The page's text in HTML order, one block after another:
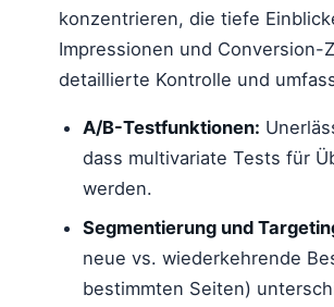
konzentrieren, die tiefe
Impressionen und Conversion-
detaillierte Kontrolle und
A/B-Testfunktionen:
dass multivariate Tests für
werden.
Segmentierung und
neue vs. wiederkehrende
bestimmten Seiten)